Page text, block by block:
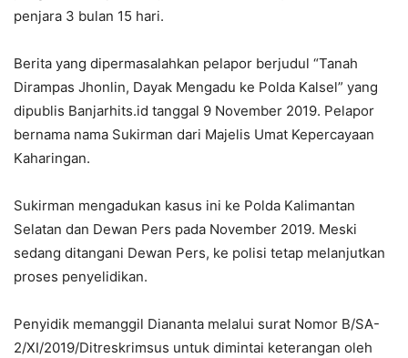
penjara 3 bulan 15 hari.
Berita yang dipermasalahkan pelapor berjudul “Tanah
Dirampas Jhonlin, Dayak Mengadu ke Polda Kalsel” yang
dipublis Banjarhits.id tanggal 9 November 2019. Pelapor
bernama nama Sukirman dari Majelis Umat Kepercayaan
Kaharingan.
Sukirman mengadukan kasus ini ke Polda Kalimantan
Selatan dan Dewan Pers pada November 2019. Meski
sedang ditangani Dewan Pers, ke polisi tetap melanjutkan
proses penyelidikan.
Penyidik memanggil Diananta melalui surat Nomor B/SA-
2/XI/2019/Ditreskrimsus untuk dimintai keterangan oleh